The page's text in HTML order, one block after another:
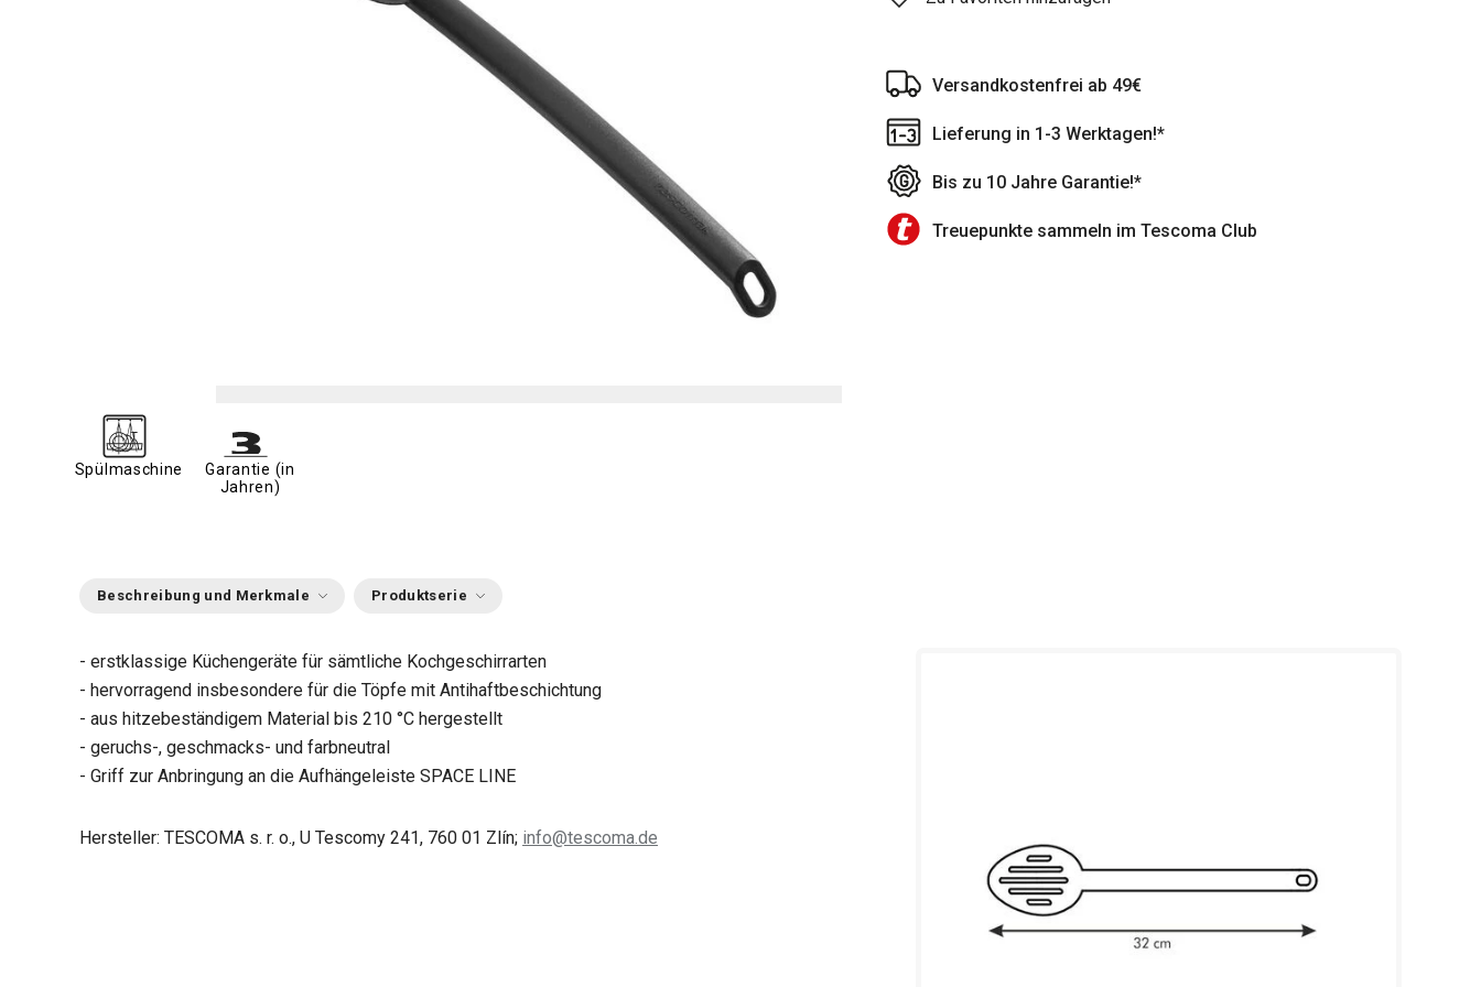
Versandkostenfrei ab 49€
Lieferung in 1-3 Werktagen!*
Bis zu 10 Jahre Garantie!*
Treuepunkte sammeln im Tescoma Club
Spülmaschine
Garantie (in
Jahren)
Beschreibung und Merkmale Produktserie
- erstklassige Küchengeräte für sämtliche Kochgeschirrarten
- hervorragend insbesondere für die Töpfe mit Antihaftbeschichtung
- aus hitzebeständigem Material bis 210 °C hergestellt
- geruchs-, geschmacks- und farbneutral
- Griff zur Anbringung an die Aufhängeleiste SPACE LINE
Hersteller: TESCOMA s. r. o., U Tescomy 241, 760 01 Zlín; info@tescoma.de